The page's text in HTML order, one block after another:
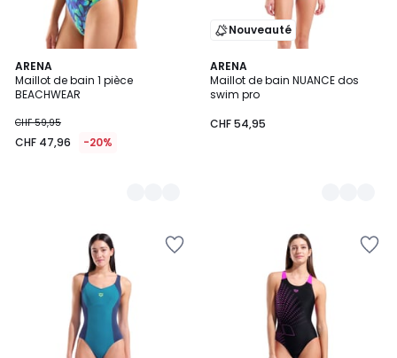
ARENA
Maillot de bain 1 pièce
BEACHWEAR
CHF 59,95
CHF 47,96 -20%
2
Couleurs
Nouveauté
ARENA
Maillot de bain NUANCE dos
swim pro
CHF 54,95
2
Couleurs